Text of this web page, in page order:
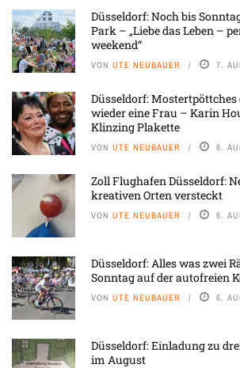
Düsseldorf: Noch bis
Park – „Liebe das Leben –
weekend“
VON UTE NEUBAUER 7.
Düsseldorf:
wieder eine Frau – Karin
Klinzing Plakette
VON UTE NEUBAUER 6.
Zoll Flughafen Düsseldorf:
kreativen Orten versteckt
VON UTE NEUBAUER 6.
Düsseldorf: Alles was zwei
Sonntag auf der autofreien
VON UTE NEUBAUER 6.
Düsseldorf: Einladung zu
im August